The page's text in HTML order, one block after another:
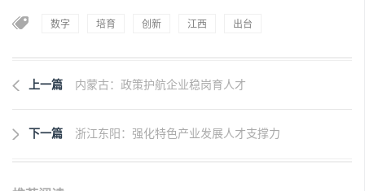
数字 培育 创新 江西 出台
上一篇 内蒙古：政策护航企业稳岗育人才
下一篇 浙江东阳：强化特色产业发展人才支撑力